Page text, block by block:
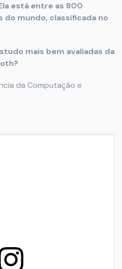
está entre as 800
do mundo, classificada no
mais bem avaliadas da
da Computação e